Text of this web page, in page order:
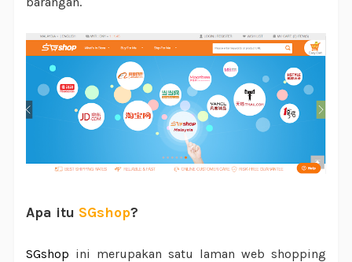
Apa itu SGshop?
SGshop ini merupakan satu laman web shopping